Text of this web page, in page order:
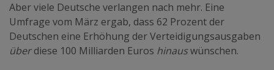
Aber viele Deutsche verlangen nach mehr. Eine
Umfrage vom März ergab, dass 62 Prozent der
Deutschen eine Erhöhung der Verteidigungsausgaben
überdiese 100 Milliarden Euros hinauswünschen.